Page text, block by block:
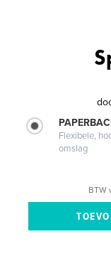
Flexibele,
omslag
BTW